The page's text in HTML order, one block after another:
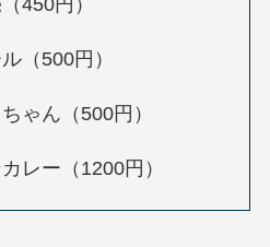
450円）
（500円）
ゃん（500円）
レー（1200円）